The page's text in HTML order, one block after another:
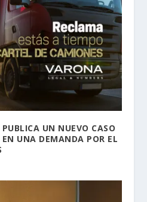
UN NUEVO CASO
UNA DEMANDA POR EL